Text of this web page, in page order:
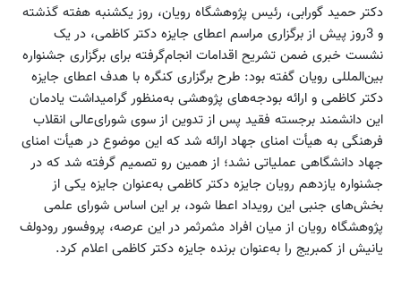
دکتر حمید گورابی، رئیس پژوهشگاه رویان، روز یکشنبه هفته گذشته
و 3روز پیش از برگزاری مراسم اعطای جایزه دکتر کاظمی، در یک
نشست خبری ضمن تشریح اقدامات انجام‌گرفته برای برگزاری جشنواره
بین‌المللی رویان گفته بود: طرح برگزاری کنگره با هدف اعطای جایزه
دکتر کاظمی و ارائه بودجه‌های پژوهشی به‌منظور گرامیداشت یادمان
این دانشمند برجسته فقید پس از تدوین از سوی شورای‌عالی انقلاب
فرهنگی به هیأت امنای جهاد ارائه شد که این موضوع در هیأت امنای
جهاد دانشگاهی عملیاتی نشد؛ از همین رو تصمیم گرفته شد که در
جشنواره یازدهم رویان جایزه دکتر کاظمی به‌عنوان جایزه یکی از
بخش‌های جنبی این رویداد اعطا شود، بر این اساس شورای علمی
پژوهشگاه رویان از میان افراد مثمرثمر در این عرصه، پروفسور رودولف
یانیش از کمبریج را به‌عنوان برنده جایزه دکتر کاظمی اعلام کرد.